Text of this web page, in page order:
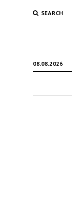
SEARCH
08.08.2026